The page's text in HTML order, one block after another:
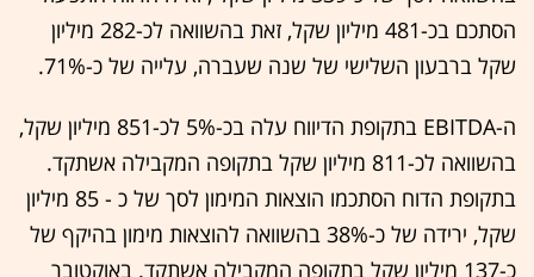
הסתכם בכ-481 מיליון שקל, זאת בהשוואה לכ-282 מיליון
שקל ברבעון השלישי של שנה שעברה, עלייה של כ-71%.
ה-EBITDA בתקופת הדיווח עלה בכ-5% לכ-851 מיליון שקל,
בהשוואה לכ-811 מיליון שקל בתקופה המקבילה אשתקד.
בתקופת הדוח הסתכמו הוצאות המימון לסך של כ - 85 מיליון
שקל, ירידה של כ-38% בהשוואה להוצאות מימון בהיקף של
כ-137 מיליון שקל בתקופה המקבילה אשתקד. באוקטובר